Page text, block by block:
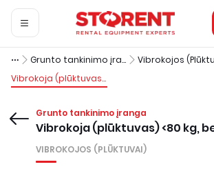
Grunto tankinimo įranga
Vibrokojos
Vibrokoja (plūktuvas) <80 kg, benzininė
Grunto tankinimo įranga
Vibrokoja (plūktuvas) <80 kg,
VIBROKOJOS (PLŪKTUVAI)